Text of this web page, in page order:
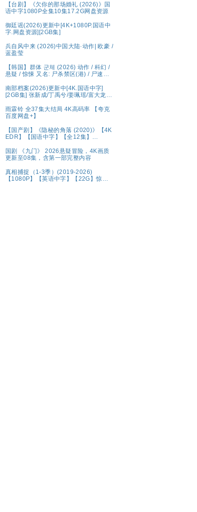
【台剧】《欠你的那场婚礼 (2026)》国
语中字1080P全集10集17.2G网盘资源
御廷谣(2026)更新中[4K+1080P.国语中
字.网盘资源][2GB集]
兵自风中来 (2026)中国大陆·动作| 欧豪 /
蓝盈莹
【韩国】群体 군체 (2026) 动作 / 科幻 /
悬疑 / 惊悚 又名: 尸杀禁区(港) / 尸速禁
而被封锁的建筑内，孤立无援的幸存者
们对抗以无法预测形态进化的感染者的
南部档案(2026)更新中[4K.国语中字]
[2GB集] 张新成/丁禹兮/姜珮瑶/富大龙/
雨霖铃 全37集大结局 4K高码率 【夸克
百度网盘+】
【国产剧】《隐秘的角落 (2020)》【4K
EDR】【国语中字】【全12集】
国剧 《九门》 2026悬疑冒险，4K画质
更新至08集，含第一部完整内容
真相捕捉（1-3季）(2019-2026)
【1080P】【英语中字】【22G】惊悚